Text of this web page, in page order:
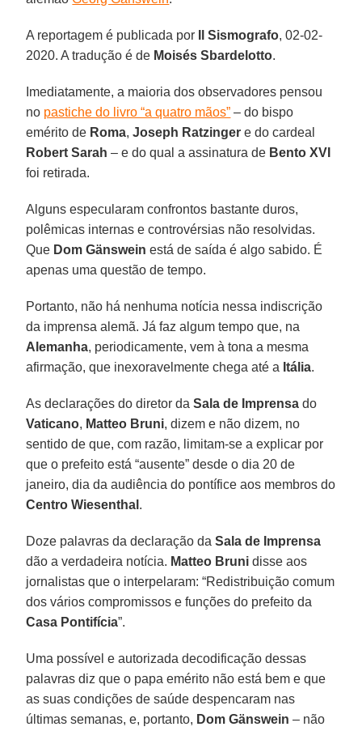
A reportagem é publicada por Il Sismografo, 02-02-
2020. A tradução é de Moisés Sbardelotto.
Imediatamente, a maioria dos observadores pensou
no pastiche do livro “a quatro mãos” – do bispo
emérito de Roma,Joseph Ratzinger e do cardeal
Robert Sarah – e do qual a assinatura de Bento XVI
foi retirada.
Alguns especularam confrontos bastante duros,
polêmicas internas e controvérsias não resolvidas.
Que Dom Gänswein está de saída é algo sabido. É
apenas uma questão de tempo.
Portanto, não há nenhuma notícia nessa indiscrição
da imprensa alemã. Já faz algum tempo que, na
Alemanha, periodicamente, vem à tona a mesma
afirmação, que inexoravelmente chega até a Itália.
As declarações do diretor daSala de Imprensa do
Vaticano, Matteo Bruni, dizem e não dizem, no
sentido de que, com razão, limitam-se a explicar por
que o prefeito está “ausente” desde o dia 20 de
janeiro, dia da audiência do pontífice aos membros do
Centro Wiesenthal .
Doze palavras da declaração daSala de Imprensa
dão a verdadeira notícia. Matteo Bruni disse aos
jornalistas que o interpelaram: “Redistribuição comum
dos vários compromissos e funções do prefeito da
Casa Pontifícia”.
Uma possível e autorizada decodificação dessas
palavras diz que o papa emérito não está bem e que
as suas condições de saúde despencaram nas
últimas semanas, e, portanto, Dom Gänswein – não